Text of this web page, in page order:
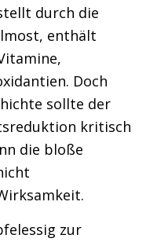
durch die
enthält
Doch
sollte der
kritisch
die bloße
zur